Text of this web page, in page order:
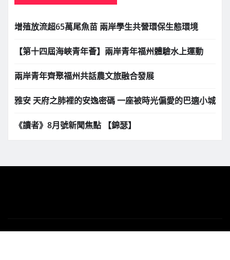
增殖放流超65萬尾魚苗 兩岸學生共營環保生態環境
【第十四屆海峽青年薈】兩岸青年福州體驗水上運動
兩岸青年齊聚福州共話農文旅融合發展
雅安 天府之肺裡的安逸密碼 一座被時光偏愛的巴適小城
《讀者》8月號新聞焦點 【錦瑟】